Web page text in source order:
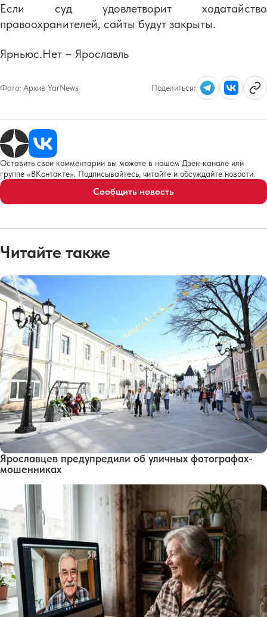
Если суд удовлетворит ходатайство
правоохранителей, сайты будут закрыты.
Ярньюс.Нет – Ярославль
Фото: Архив YarNews Поделиться:
Оставить свои комментарии вы можете в нашем Дзен-канале или
группе «ВКонтакте». Подписывайтесь, читайте и обсуждайте новости.
Сообщить новость
Читайте также
Ярославцев предупредили об уличных фотографах-
мошенниках